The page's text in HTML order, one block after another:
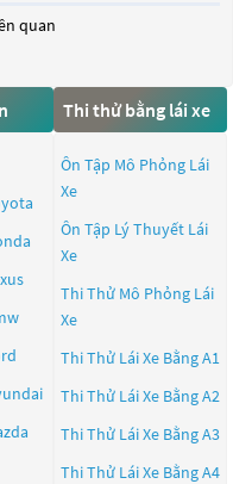
quan
Thi thử bằng lái xe
Ôn Tập Mô Phỏng Lái
Xe
Ôn Tập Lý Thuyết Lái
Xe
Thi Thử Mô Phỏng Lái
Xe
Thi Thử Lái Xe Bằng A1
Thi Thử Lái Xe Bằng A2
Thi Thử Lái Xe Bằng A3
Thi Thử Lái Xe Bằng A4